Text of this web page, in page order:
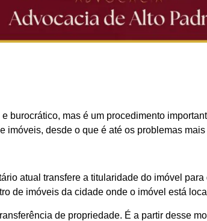
burocrático, mas é um procedimento
desde o que é até os problemas
atual transfere a titularidade do imóvel
de imóveis da cidade onde o imóvel está
de propriedade. É a partir desse